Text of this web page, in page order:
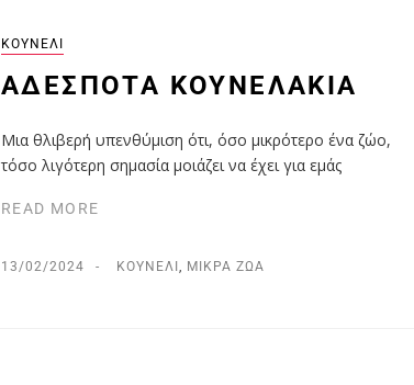
ΚΟΥΝΈΛΙ
ΑΔΈΣΠΟΤΑ ΚΟΥΝΕΛΆΚΙΑ
Μια θλιβερή υπενθύμιση ότι, όσο μικρότερο ένα ζώο,
τόσο λιγότερη σημασία μοιάζει να έχει για εμάς
READ MORE
13/02/2024 ΚΟΥΝΈΛΙ , ΜΙΚΡΆ ΖΏΑ